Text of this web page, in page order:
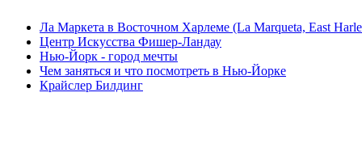
Ла Маркета в Восточном Харлеме (La Marqueta, East
Центр Искусства Фишер-Ландау
Нью-Йорк - город мечты
Чем заняться и что посмотреть в Нью-Йорке
Крайслер Билдинг